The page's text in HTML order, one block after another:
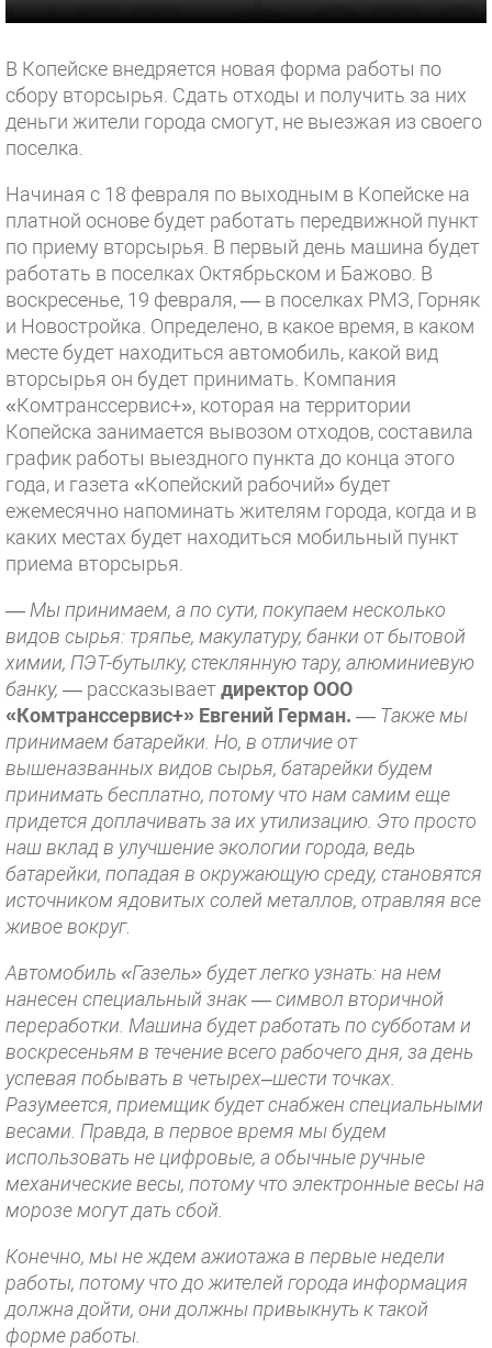
В Копейске внедряется новая форма работы по
сбору вторсырья. Сдать отходы и получить за них
деньги жители города смогут, не выезжая из своего
поселка.
Начиная с 18 февраля по выходным в Копейске на
платной основе будет работать передвижной пункт
по приему вторсырья. В первый день машина будет
работать в поселках Октябрьском и Бажово. В
воскресенье, 19 февраля, — в поселках РМЗ, Горняк
и Новостройка. Определено, в какое время, в каком
месте будет находиться автомобиль, какой вид
вторсырья он будет принимать. Компания
«Комтранссервис+», которая на территории
Копейска занимается вывозом отходов, составила
график работы выездного пункта до конца этого
года, и газета «Копейский рабочий» будет
ежемесячно напоминать жителям города, когда и в
каких местах будет находиться мобильный пункт
приема вторсырья.
— Мы принимаем, а по сути, покупаем несколько
видов сырья: тряпье, макулатуру, банки от бытовой
химии, ПЭТ-бутылку, стеклянную тару, алюминиевую
банку, — рассказываетдиректор ООО
«Комтранссервис+» Евгений Герман. — Также мы
принимаем батарейки. Но, в отличие от
вышеназванных видов сырья, батарейки будем
принимать бесплатно, потому что нам самим еще
придется доплачивать за их утилизацию. Это просто
наш вклад в улучшение экологии города, ведь
батарейки, попадая в окружающую среду, становятся
источником ядовитых солей металлов, отравляя все
живое вокруг.
Автомобиль «Газель» будет легко узнать: на нем
нанесен специальный знак — символ вторичной
переработки. Машина будет работать по субботам и
воскресеньям в течение всего рабочего дня, за день
успевая побывать в четырех–шести точках.
Разумеется, приемщик будет снабжен специальными
весами. Правда, в первое время мы будем
использовать не цифровые, а обычные ручные
механические весы, потому что электронные весы на
морозе могут дать сбой.
Конечно, мы не ждем ажиотажа в первые недели
работы, потому что до жителей города информация
должна дойти, они должны привыкнуть к такой
форме работы.